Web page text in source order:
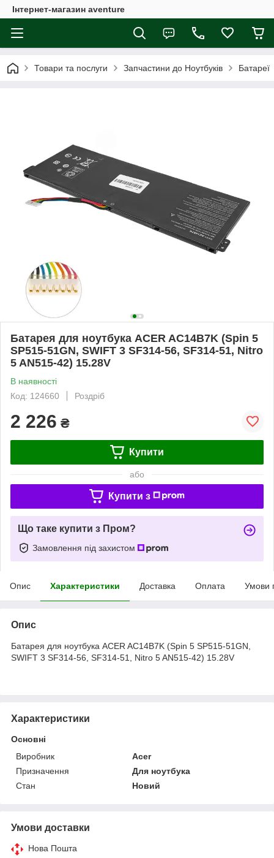
Інтернет-магазин aventure
Товари та послуги Запчастини до Ноутбуків Батареї
Батарея для ноутбука ACER AC14B7K (Spin 5
SP515-51GN, SWIFT 3 SF314-56, SF314-51, Nitro
5 AN515-42) 15.28V
В наявності
Код: 124660
Роздріб
2 226 ₴
Купити
або
Купити з
Що таке купити з Пром?
Замовлення під захистом
Опис Характеристики Доставка Оплата Умови
Опис
Батарея для ноутбука ACER AC14B7K (Spin 5 SP515-51GN,
SWIFT 3 SF314-56, SF314-51, Nitro 5 AN515-42) 15.28V
Характеристики
Основні
Виробник
Acer
Призначення
Для ноутбука
Стан
Новий
Умови доставки
Нова Пошта